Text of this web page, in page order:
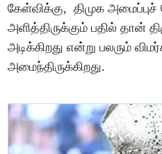
கேள்விக்கு, திமுக
அளித்திருக்கும் பதில் தான்
அடிக்கிறது என்று பலரும்
அமைந்திருக்கிறது.